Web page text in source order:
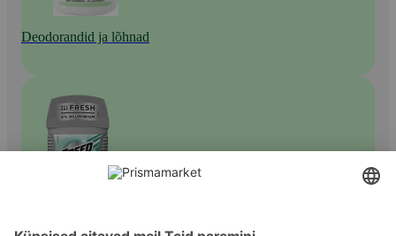
Deodorandid ja lõhnad
Meeste deodorandid